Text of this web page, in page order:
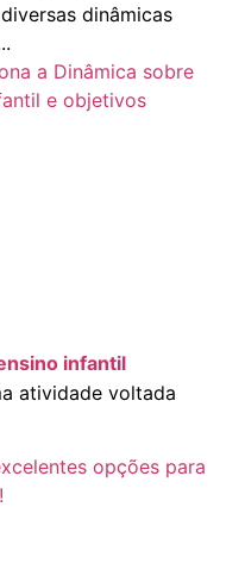
dinâmicas
infantil
atividade voltada